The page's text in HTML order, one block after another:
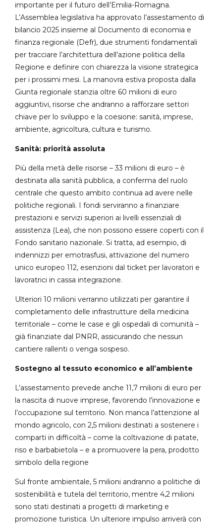
importante per il futuro dell’Emilia-Romagna.
L’Assemblea legislativa ha approvato l’assestamento di
bilancio 2025 insieme al Documento di economia e
finanza regionale (Defr), due strumenti fondamentali
per tracciare l’architettura dell’azione politica della
Regione e definire con chiarezza la visione strategica
per i prossimi mesi. La manovra estiva proposta dalla
Giunta regionale stanzia oltre 60 milioni di euro
aggiuntivi, risorse che andranno a rafforzare settori
chiave per lo sviluppo e la coesione: sanità, imprese,
ambiente, agricoltura, cultura e turismo.
Sanità: priorità assoluta
Più della metà delle risorse – 33 milioni di euro – è
destinata alla sanità pubblica, a conferma del ruolo
centrale che questo ambito continua ad avere nelle
politiche regionali. I fondi serviranno a finanziare
prestazioni e servizi superiori ai livelli essenziali di
assistenza (Lea), che non possono essere coperti con il
Fondo sanitario nazionale. Si tratta, ad esempio, di
indennizzi per emotrasfusi, attivazione del numero
unico europeo 112, esenzioni dal ticket per lavoratori e
lavoratrici in cassa integrazione.
Ulteriori 10 milioni verranno utilizzati per garantire il
completamento delle infrastrutture della medicina
territoriale – come le case e gli ospedali di comunità –
già finanziate dal PNRR, assicurando che nessun
cantiere rallenti o venga sospeso.
Sostegno al tessuto economico e all’ambiente
L’assestamento prevede anche 11,7 milioni di euro per
la nascita di nuove imprese, favorendo l’innovazione e
l’occupazione sul territorio. Non manca l’attenzione al
mondo agricolo, con 2,5 milioni destinati a sostenere i
comparti in difficoltà – come la coltivazione di patate,
riso e barbabietola – e a promuovere la pera, prodotto
simbolo della regione
Sul fronte ambientale, 5 milioni andranno a politiche di
sostenibilità e tutela del territorio, mentre 4,2 milioni
sono stati destinati a progetti di marketing e
promozione turistica. Un ulteriore impulso arriverà con